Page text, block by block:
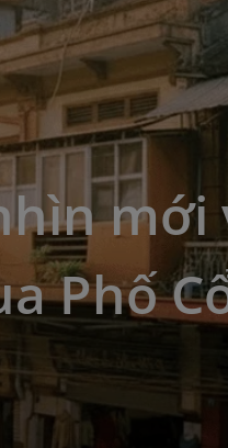
mới
Phố